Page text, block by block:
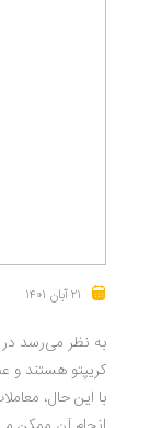
۲۱ آبان ۱۴۰۱
به نظر می‌رسد
کریپتو هستند و
با این حال،